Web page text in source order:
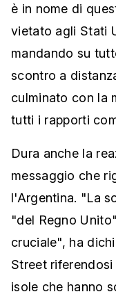
è in nome di
vietato agli Stati
mandando su
scontro a
culminato con la
tutti i rapporti
Dura anche la
messaggio che
l'Argentina. "La
"del Regno
cruciale", ha
Street
isole che hanno